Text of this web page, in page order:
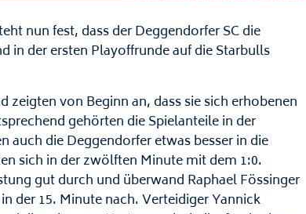
nun fest, dass der Deggendorfer SC die
in der ersten Playoffrunde auf die Starbulls
von Beginn an, dass sie sich erhobenen
gehörten die Spielanteile in der
auch die Deggendorfer etwas besser in die
sich in der zwölften Minute mit dem 1:0.
gut durch und überwand Raphael Fössinger
der 15. Minute nach. Verteidiger Yannick